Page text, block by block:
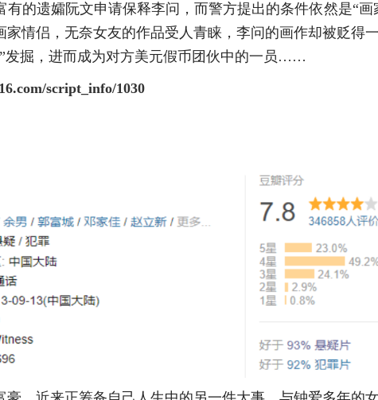
的遗孀阮文申请保释李问，而警方提出的条件依然是“画
情侣，无奈女友的作品受人青睐，李问的画作却被贬得
发掘，进而成为对方美元假币团伙中的一员……
script_info/1030